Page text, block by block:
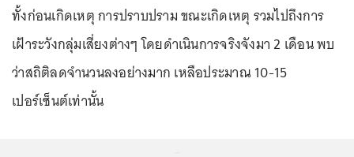
ทั้งก่อนเกิดเหตุ การปราบปราม ขณะเกิดเหตุ รวมไปถึงการ
เฝ้าระวังกลุ่มเสี่ยงต่างๆ โดยดำเนินการจริงจังมา 2 เดือน พบ
ว่าสถิติลดจำนวนลงอย่างมาก เหลือประมาณ 10-15
เปอร์เซ็นต์เท่านั้น